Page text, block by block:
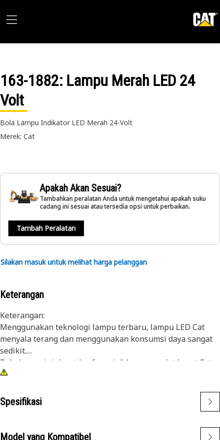
163-1882: Lampu Merah LED 24
Volt
Bola Lampu Indikator LED Merah 24-Volt
Merek: Cat
Apakah Akan Sesuai?
Tambahkan peralatan Anda untuk mengetahui apakah suku
cadang ini sesuai atau tersedia opsi untuk perbaikan.
Tambah Peralatan
Silakan masuk untuk melihat harga pelanggan
Keterangan
Keterangan:
Menggunakan teknologi lampu terbaru, lampu LED Cat
menyala terang dan menggunakan konsumsi daya sangat
sedikit.
Bola lampu ini dapat berfungsi di beragam alat berat Cat
sehingga menawarkan fleksibilitas dan ketahanan.
• Bola lampu LED merah
• Ukuran bola lampu T-3 1/4
• Dudukan bayonet
Spesifikasi
Model yang Kompatibel